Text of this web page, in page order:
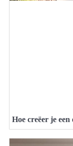
Hoe creëer je